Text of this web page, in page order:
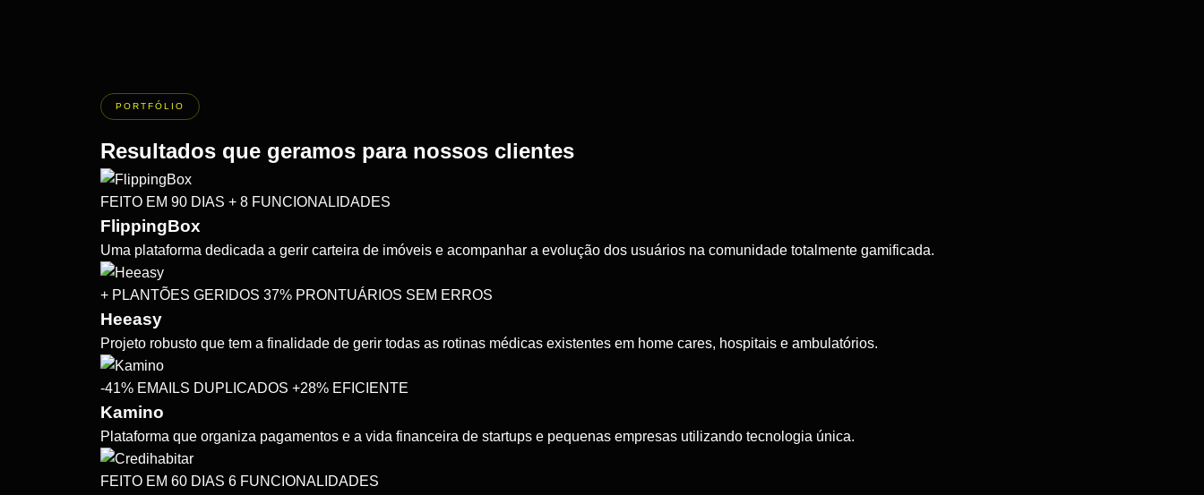
PORTFÓLIO
Resultados que geramos para nossos clientes
FEITO EM 90 DIAS + 8 FUNCIONALIDADES
FlippingBox
Uma plataforma dedicada a gerir carteira de imóveis e acompanhar a evolução dos usuários na comunidade totalmente gamificada.
+ PLANTÕES GERIDOS 37% PRONTUÁRIOS SEM ERROS
Heeasy
Projeto robusto que tem a finalidade de gerir todas as rotinas médicas existentes em home cares, hospitais e ambulatórios.
-41% EMAILS DUPLICADOS +28% EFICIENTE
Kamino
Plataforma que organiza pagamentos e a vida financeira de startups e pequenas empresas utilizando tecnologia única.
FEITO EM 60 DIAS 6 FUNCIONALIDADES